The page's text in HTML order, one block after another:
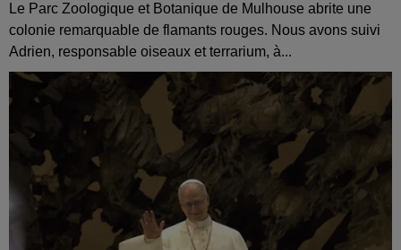
Le Parc Zoologique et Botanique de Mulhouse abrite une
colonie remarquable de flamants rouges. Nous avons suivi
Adrien, responsable oiseaux et terrarium, à...